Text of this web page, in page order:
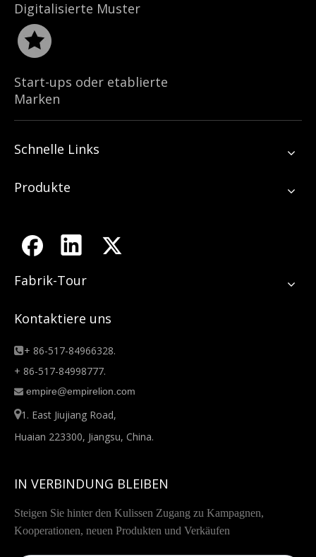
Digitalisierte Muster
Start-ups oder etablierte
Marken
Schnelle Links
Produkte
Fabrik-Tour
Kontaktiere uns
+ 86-517-84966328.
+ 86-517-84998777.
 empire@empirelion.com
1. East Jiujiang Road,
Huaian 223300, Jiangsu, China.
IN VERBINDUNG BLEIBEN
Steigen Sie hinter den Kulissen Zugang zu Kampagnen,
Kooperationen, neuen Produkten und Verkäufen